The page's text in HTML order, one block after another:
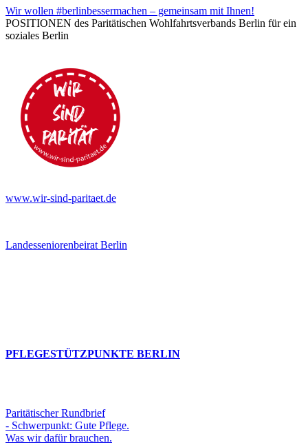
Wir wollen #berlinbessermachen – gemeinsam mit Ihnen!
POSITIONEN des Paritätischen Wohlfahrtsverbands Berlin für ein
soziales Berlin
www.wir-sind-paritaet.de
Landesseniorenbeirat Berlin
PFLEGESTÜTZPUNKTE BERLIN
Paritätischer Rundbrief
- Schwerpunkt: Gute Pflege.
Was wir dafür brauchen.